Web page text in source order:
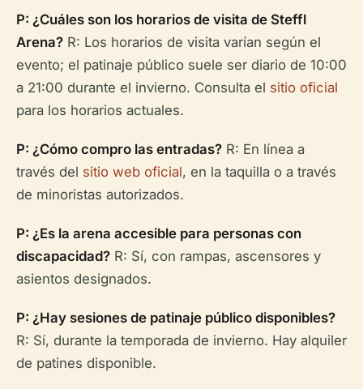
P: ¿Cuáles son los horarios de visita de Steffl
Arena? R: Los horarios de visita varían según el
evento; el patinaje público suele ser diario de 10:00
a 21:00 durante el invierno. Consulta el sitio oficial
para los horarios actuales.
P: ¿Cómo compro las entradas? R: En línea a
través del sitio web oficial, en la taquilla o a través
de minoristas autorizados.
P: ¿Es la arena accesible para personas con
discapacidad? R: Sí, con rampas, ascensores y
asientos designados.
P: ¿Hay sesiones de patinaje público disponibles?
R: Sí, durante la temporada de invierno. Hay alquiler
de patines disponible.